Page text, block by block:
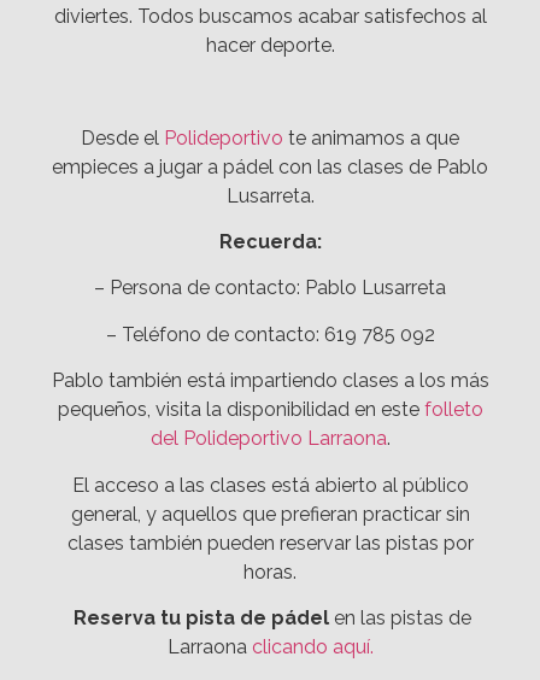
diviertes. Todos buscamos acabar satisfechos al
hacer deporte.
Desde el Polideportivo te animamos a que
empieces a jugar a pádel con las clases de Pablo
Lusarreta.
Recuerda:
– Persona de contacto: Pablo Lusarreta
– Teléfono de contacto: 619 785 092
Pablo también está impartiendo clases a los más
pequeños, visita la disponibilidad en este folleto
del Polideportivo Larraona.
El acceso a las clases está abierto al público
general, y aquellos que prefieran practicar sin
clases también pueden reservar las pistas por
horas.
Reserva tu pista de pádel en las pistas de
Larraonaclicando aquí.